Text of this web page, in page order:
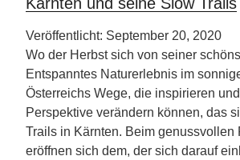
Veröffentlicht: September 20, 2020
Wo der Herbst sich von seiner
Entspanntes Naturerlebnis im
Österreichs Wege, die inspirieren
Perspektive verändern können, das
Trails in Kärnten. Beim genussvollen
eröffnen sich dem, der sich darauf